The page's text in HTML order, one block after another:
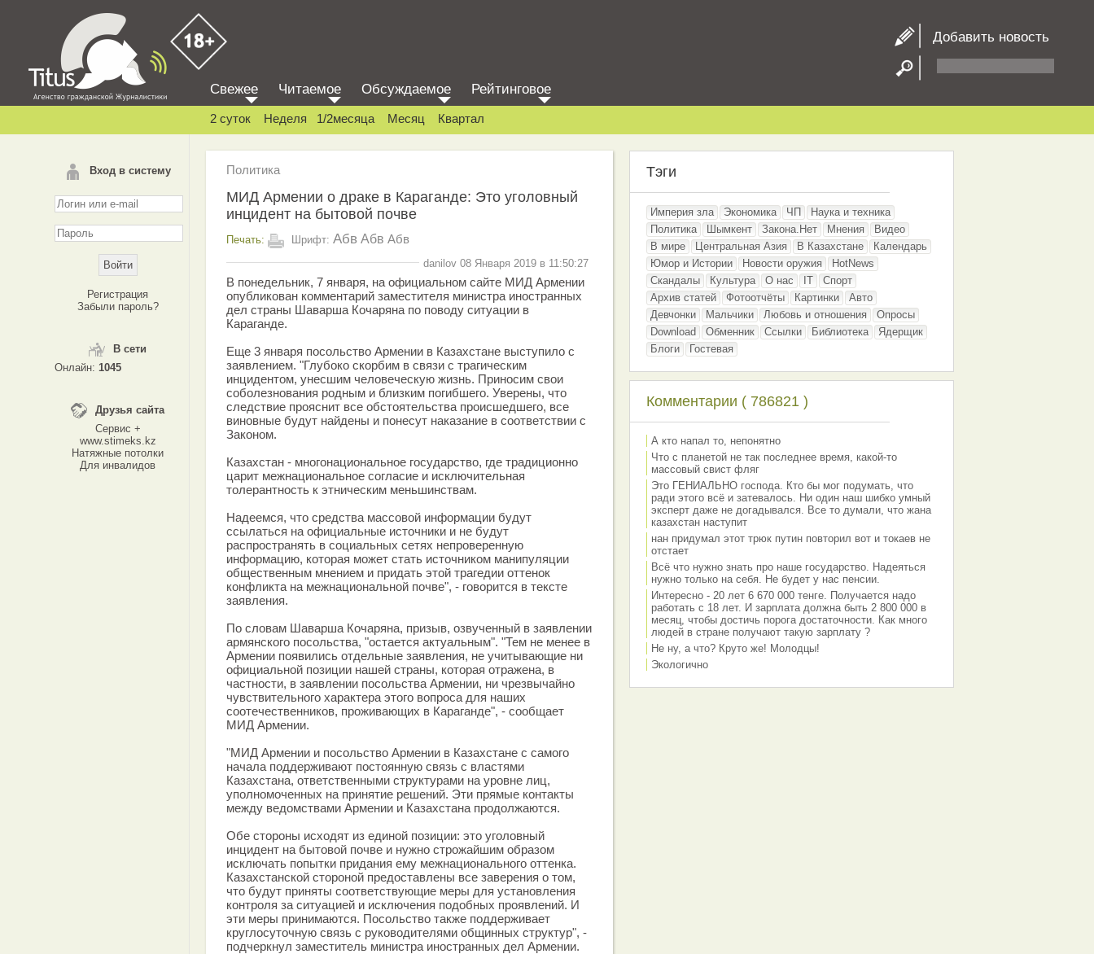
Добавить новость
Вход в систему
Регистрация
Забыли пароль?
В сети
Онлайн: 1045
Друзья сайта
Сервис +
www.stimeks.kz
Натяжные потолки
Для инвалидов
Свежее Читаемое Обсуждаемое Рейтинговое
2 суток Неделя 1/2месяца Месяц Квартал
Политика
МИД Армении о драке в Караганде: Это уголовный
инцидент на бытовой почве
Печать: Шрифт: Абв Абв Абв
danilov 08 Января 2019 в 11:50:27
В понедельник, 7 января, на официальном сайте МИД Армении
опубликован комментарий заместителя министра иностранных
дел страны Шаварша Кочаряна по поводу ситуации в
Караганде.
Еще 3 января посольство Армении в Казахстане выступило с
заявлением. "Глубоко скорбим в связи с трагическим
инцидентом, унесшим человеческую жизнь. Приносим свои
соболезнования родным и близким погибшего. Уверены, что
следствие прояснит все обстоятельства происшедшего, все
виновные будут найдены и понесут наказание в соответствии с
Законом.
Казахстан - многонациональное государство, где традиционно
царит межнациональное согласие и исключительная
толерантность к этническим меньшинствам.
Надеемся, что средства массовой информации будут
ссылаться на официальные источники и не будут
распространять в социальных сетях непроверенную
информацию, которая может стать источником манипуляции
общественным мнением и придать этой трагедии оттенок
конфликта на межнациональной почве", - говорится в тексте
заявления.
По словам Шаварша Кочаряна, призыв, озвученный в заявлении
армянского посольства, "остается актуальным". "Тем не менее в
Армении появились отдельные заявления, не учитывающие ни
официальной позиции нашей страны, которая отражена, в
частности, в заявлении посольства Армении, ни чрезвычайно
чувствительного характера этого вопроса для наших
соотечественников, проживающих в Караганде", - сообщает
МИД Армении.
"МИД Армении и посольство Армении в Казахстане с самого
начала поддерживают постоянную связь с властями
Казахстана, ответственными структурами на уровне лиц,
уполномоченных на принятие решений. Эти прямые контакты
между ведомствами Армении и Казахстана продолжаются.
Обе стороны исходят из единой позиции: это уголовный
инцидент на бытовой почве и нужно строжайшим образом
исключать попытки придания ему межнационального оттенка.
Казахстанской стороной предоставлены все заверения о том,
что будут приняты соответствующие меры для установления
контроля за ситуацией и исключения подобных проявлений. И
эти меры принимаются. Посольство также поддерживает
круглосуточную связь с руководителями общинных структур", -
подчеркнул заместитель министра иностранных дел Армении.
Тэги
Империя зла Экономика ЧП
Наука и техника
Политика
Шымкент Закона.Нет Мнения
Видео
В мире
Центральная Азия В Казахстане
Календарь
Юмор и Истории
Новости оружия
HotNews
Скандалы
Культура О нас IT
Спорт
Архив статей
Фотоотчёты Картинки
Авто
Девчонки
Мальчики Любовь и отношения
Опросы
Download
Обменник Ссылки Библиотека
Ядерщик
Блоги
Гостевая
Комментарии ( 786821 )
А кто напал то, непонятно
Что с планетой не так последнее время, какой-то
массовый свист фляг
Это ГЕНИАЛЬНО господа. Кто бы мог подумать, что
ради этого всё и затевалось. Ни один наш шибко умный
эксперт даже не догадывался. Все то думали, что жана
казахстан наступит
нан придумал этот трюк путин повторил вот и токаев не
отстает
Всё что нужно знать про наше государство. Надеяться
нужно только на себя. Не будет у нас пенсии.
Интересно - 20 лет 6 670 000 тенге. Получается надо
работать с 18 лет. И зарплата должна быть 2 800 000 в
месяц, чтобы достичь порога достаточности. Как много
людей в стране получают такую зарплату ?
Не ну, а что? Круто же! Молодцы!
Экологично